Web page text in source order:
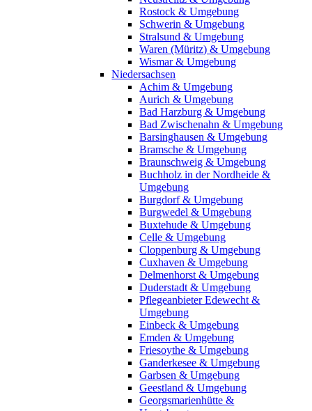
Rostock & Umgebung
Schwerin & Umgebung
Stralsund & Umgebung
Waren (Müritz) & Umgebung
Wismar & Umgebung
Niedersachsen
Achim & Umgebung
Aurich & Umgebung
Bad Harzburg & Umgebung
Bad Zwischenahn & Umgebung
Barsinghausen & Umgebung
Bramsche & Umgebung
Braunschweig & Umgebung
Buchholz in der Nordheide &
Umgebung
Burgdorf & Umgebung
Burgwedel & Umgebung
Buxtehude & Umgebung
Celle & Umgebung
Cloppenburg & Umgebung
Cuxhaven & Umgebung
Delmenhorst & Umgebung
Duderstadt & Umgebung
Pflegeanbieter Edewecht &
Umgebung
Einbeck & Umgebung
Emden & Umgebung
Friesoythe & Umgebung
Ganderkesee & Umgebung
Garbsen & Umgebung
Geestland & Umgebung
Georgsmarienhütte &